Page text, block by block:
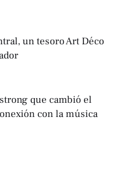
un tesoro Art Déco
que cambió el
con la música